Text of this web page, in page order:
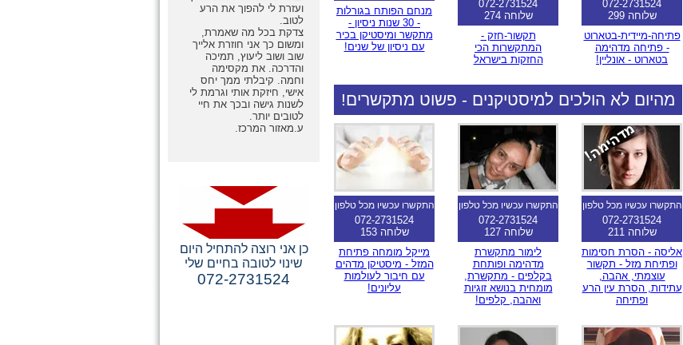
072-2731524
שלוחה 299
פתיחה-מיידית-בטארוט
- פתיחה מדהימה
בטארוט - אונליין!
072-2731524
שלוחה 274
תקשור-חזק -
המתקשרות הכי
החזקות בישראל
מנחם הפותח בגורלות
- 30 שנות ניסיון -
מתקשר ומיסטיקן בכיר
עם ניסיון של שנים!
מהיום לא הולכים למיסטיקנים - פשוט מתקשרים!
התקשרו עכשיו מכל טלפון
072-2731524
שלוחה 211
אליסה - הסרת חסימות
ופתיחת מזל - תקשור
עוצמתי, אהבה,
עתידות, הסרת עין הרע
ופתיחה
התקשרו עכשיו מכל טלפון
072-2731524
שלוחה 127
לימור מתקשרת
מדהימה ופותחת
בקלפים - מתקשרת,
מומחית בנושא זוגיות
ואהבה, קלפים!
מומלץ הגולשים
התקשרו עכשיו מכל טלפון
072-2731524
שלוחה 153
מייקל מומחה פתיחת
המזל - מיסטיקן מדהים
עם חיבור לעולמות
עליונים!
ועזרת לי להפוך את הרע
לטוב.
צדקת בכל מה שאמרת,
ומשום כך אני חוזרת אלייך
שוב ושוב ליעוץ, תמיכה
והדרכה. את מקסימה
וחמה. קיבלתי ממך יחס
אישי, חיזקת אותי וגרמת לי
לשנות גישה ובכך את חיי
לטובים יותר.
ע.מאזור המרכז.
כן אני רוצה להתחיל היום
שינוי לטובה בחיים שלי
072-2731524